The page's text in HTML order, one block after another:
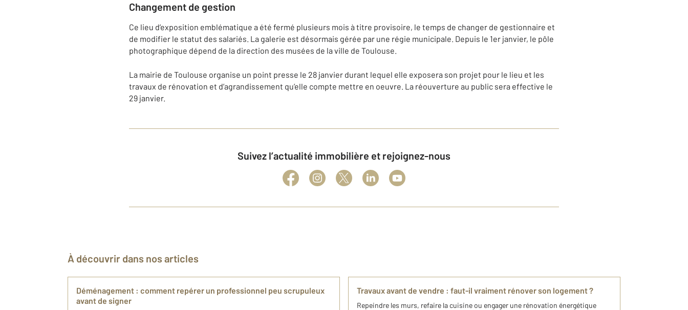
Changement de gestion
Ce lieu d’exposition emblématique a été fermé plusieurs mois à titre provisoire, le temps de changer de gestionnaire et
de modifier le statut des salariés. La galerie est désormais gérée par une régie municipale. Depuis le 1er janvier, le pôle
photographique dépend de la direction des musées de la ville de Toulouse.
La mairie de Toulouse organise un point presse le 28 janvier durant lequel elle exposera son projet pour le lieu et les
travaux de rénovation et d’agrandissement qu’elle compte mettre en oeuvre. La réouverture au public sera effective le
29 janvier.
Suivez l’actualité immobilière et rejoignez-nous
À découvrir dans nos articles
Déménagement : comment repérer un professionnel peu scrupuleux
avant de signer
Travaux avant de vendre : faut-il vraiment rénover son logement ?
Repeindre les murs, refaire la cuisine ou engager une rénovation énergétique